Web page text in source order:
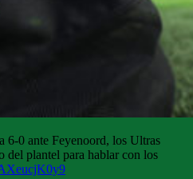
0 ante Feyenoord, los Ultras
del plantel para hablar con los